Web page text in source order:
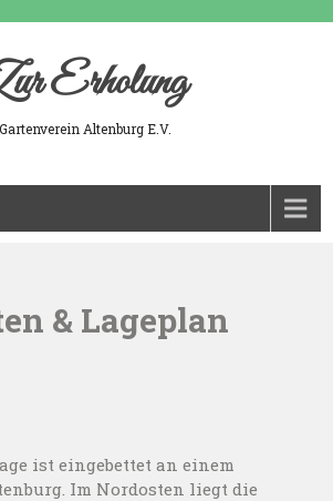
Erholung
Gartenverein Altenburg E.V.
& Lageplan
ist eingebettet an einem
Im Nordosten liegt die